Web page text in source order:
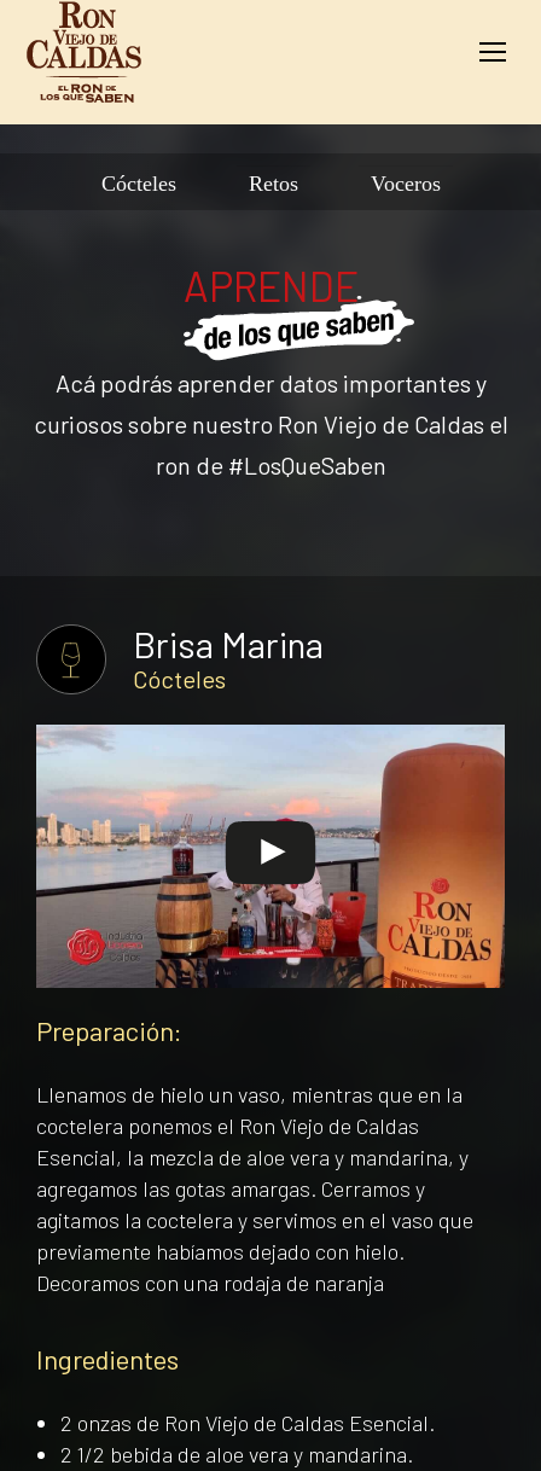
Cócteles Retos Voceros
APRENDE
Acá podrás aprender datos importantes y
curiosos sobre nuestro Ron Viejo de Caldas el
ron de #LosQueSaben
Brisa Marina
Cócteles
Preparación:
Llenamos de hielo un vaso, mientras que en la
coctelera ponemos el Ron Viejo de Caldas
Esencial, la mezcla de aloe vera y mandarina, y
agregamos las gotas amargas. Cerramos y
agitamos la coctelera y servimos en el vaso que
previamente habíamos dejado con hielo.
Decoramos con una rodaja de naranja
Ingredientes
2 onzas de Ron Viejo de Caldas Esencial.
2 1/2 bebida de aloe vera y mandarina.